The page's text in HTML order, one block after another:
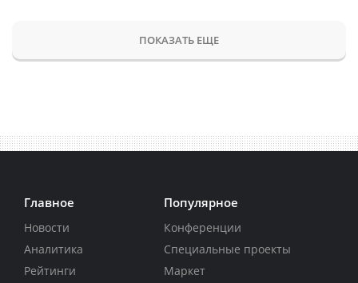
ПОКАЗАТЬ ЕЩЕ
Главное
Новости
Аналитика
Рейтинги
Популярное
Конференции
Специальные проекты
Маркет